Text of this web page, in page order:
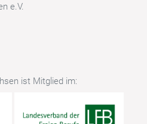
e.V.
ist Mitglied im: